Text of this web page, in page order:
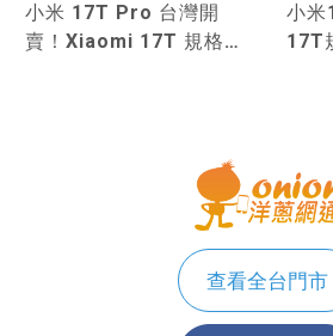
小米 17T Pro 台灣開
賣！Xiaomi 17T 規格、
小
17T
查看全台門市